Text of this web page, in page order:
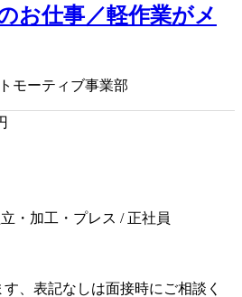
お仕事／軽作業がメ
モーティブ事業部
・加工・プレス / 正社員
、表記なしは面接時にご相談く